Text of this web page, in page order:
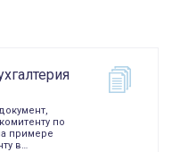
по
примере
в…